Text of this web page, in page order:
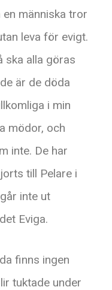
en människa tror
leva för evigt.
ska alla göras
är de döda
i min
mödor, och
inte. De har
till Pelare i
inte ut
Eviga.
finns ingen
tuktade under